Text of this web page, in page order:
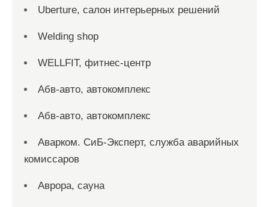
Uberture, салон интерьерных решений
Welding shop
WELLFIT, фитнес-центр
Абв-авто, автокомплекс
Абв-авто, автокомплекс
Аварком. СиБ-Эксперт, служба аварийных
комиссаров
Аврора, сауна